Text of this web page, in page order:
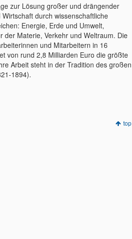
zur Lösung großer und drängender
durch wissenschaftliche
Energie, Erde und Umwelt,
der Materie, Verkehr und Weltraum. Die
und Mitarbeitern in 16
von rund 2,8 Milliarden Euro die größte
Arbeit steht in der Tradition des großen
1894).
top